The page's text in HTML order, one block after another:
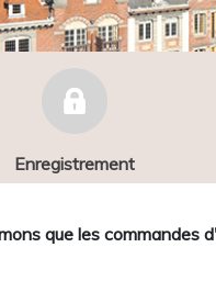
Enregistrement
que les